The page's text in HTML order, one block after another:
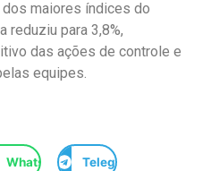
maiores índices do
reduziu para 3,8%,
das ações de controle e
equipes.
WhatsApp Telegram